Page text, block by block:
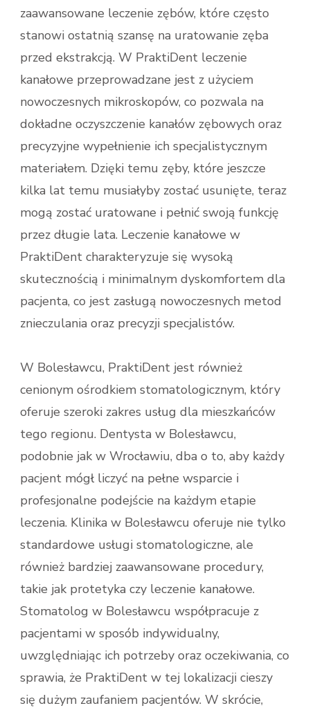
zaawansowane leczenie zębów, które często
stanowi ostatnią szansę na uratowanie zęba
przed ekstrakcją. W PraktiDent leczenie
kanałowe przeprowadzane jest z użyciem
nowoczesnych mikroskopów, co pozwala na
dokładne oczyszczenie kanałów zębowych oraz
precyzyjne wypełnienie ich specjalistycznym
materiałem. Dzięki temu zęby, które jeszcze
kilka lat temu musiałyby zostać usunięte, teraz
mogą zostać uratowane i pełnić swoją funkcję
przez długie lata. Leczenie kanałowe w
PraktiDent charakteryzuje się wysoką
skutecznością i minimalnym dyskomfortem dla
pacjenta, co jest zasługą nowoczesnych metod
znieczulania oraz precyzji specjalistów.
W Bolesławcu, PraktiDent jest również
cenionym ośrodkiem stomatologicznym, który
oferuje szeroki zakres usług dla mieszkańców
tego regionu. Dentysta w Bolesławcu,
podobnie jak w Wrocławiu, dba o to, aby każdy
pacjent mógł liczyć na pełne wsparcie i
profesjonalne podejście na każdym etapie
leczenia. Klinika w Bolesławcu oferuje nie tylko
standardowe usługi stomatologiczne, ale
również bardziej zaawansowane procedury,
takie jak protetyka czy leczenie kanałowe.
Stomatolog w Bolesławcu współpracuje z
pacjentami w sposób indywidualny,
uwzględniając ich potrzeby oraz oczekiwania, co
sprawia, że PraktiDent w tej lokalizacji cieszy
się dużym zaufaniem pacjentów. W skrócie,